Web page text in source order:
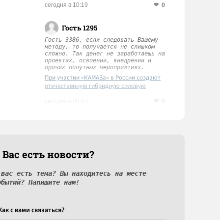
сегодня в 10:19 0
Гость 1295
Гость 3386, если следовать Вашему
методу, то получается не слишком
сложно. Так денег не заработаешь на
проектах, освоении, внедрении и
прочих попутных мероприятиях.
При участии «КАМАЗа» в России создают
отечественную гибридную силовую
есть новости?
есть тема? Вы находитесь на месте
Напишите нам!
c вами связаться?